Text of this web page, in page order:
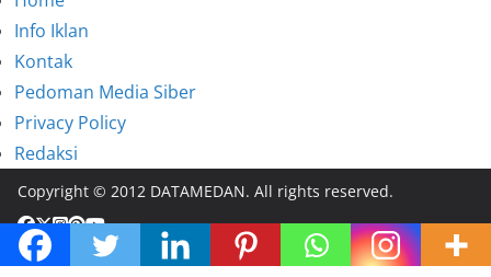
Info Iklan
Kontak
Pedoman Media Siber
Privacy Policy
Redaksi
Copyright © 2012 DATAMEDAN. All rights reserved.